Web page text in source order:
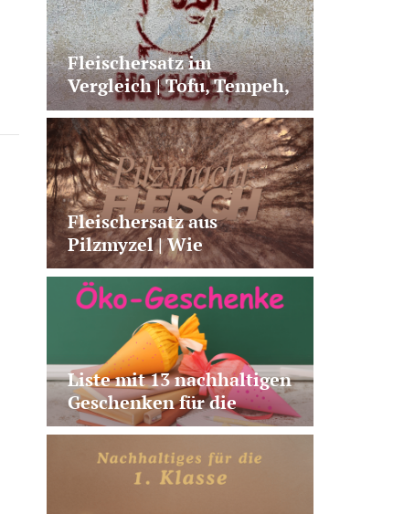
Fleischersatz im
Vergleich | Tofu, Tempeh,
Seitan & Co.
Fleischersatz aus
Pilzmyzel | Wie
Fermentation neue
Alternativen möglich
macht
Liste mit 13 nachhaltigen
Geschenken für die
Schultüte | plastikfrei,
vegan, nützlich, fairtrade